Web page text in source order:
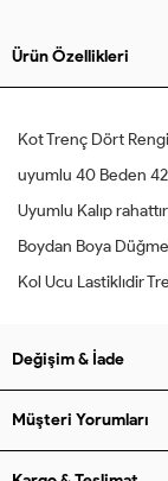
Ürün Özellikleri
Kot Trenç Dört
uyumlu 40 Beden
Uyumlu Kalıp
Boydan Boya
Kol Ucu Lastiklıdir
Değişim & İade
Müşteri Yorumları